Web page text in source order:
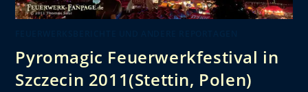
Pyromagic Feuerwerkfestival in
Szczecin 2011(Stettin, Polen)